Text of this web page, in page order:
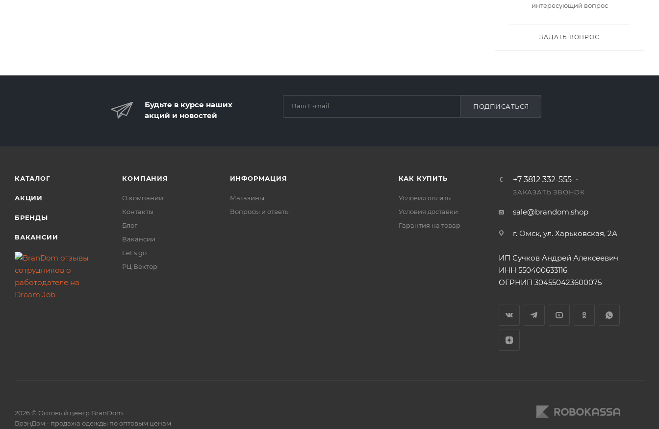
интересующий вопрос
ЗАДАТЬ ВОПРОС
Будьте в курсе наших
акций и новостей
ПОДПИСАТЬСЯ
КАТАЛОГ
АКЦИИ
БРЕНДЫ
ВАКАНСИИ
КОМПАНИЯ
О компании
Контакты
Блог
Вакансии
Let's go
РЦ Вектор
ИНФОРМАЦИЯ
Магазины
Вопросы и ответы
КАК КУПИТЬ
Условия оплаты
Условия доставки
Гарантия на товар
+7 3812 332-555
ЗАКАЗАТЬ ЗВОНОК
sale@brandom.shop
г. Омск, ул. Харьковская, 2А
ИП Сучков Андрей Алексеевич
ИНН 550400633116
ОГРНИП 304550423600075
2026 © Оптовый центр BranDom
БрэнДом - продажа одежды по оптовым ценам